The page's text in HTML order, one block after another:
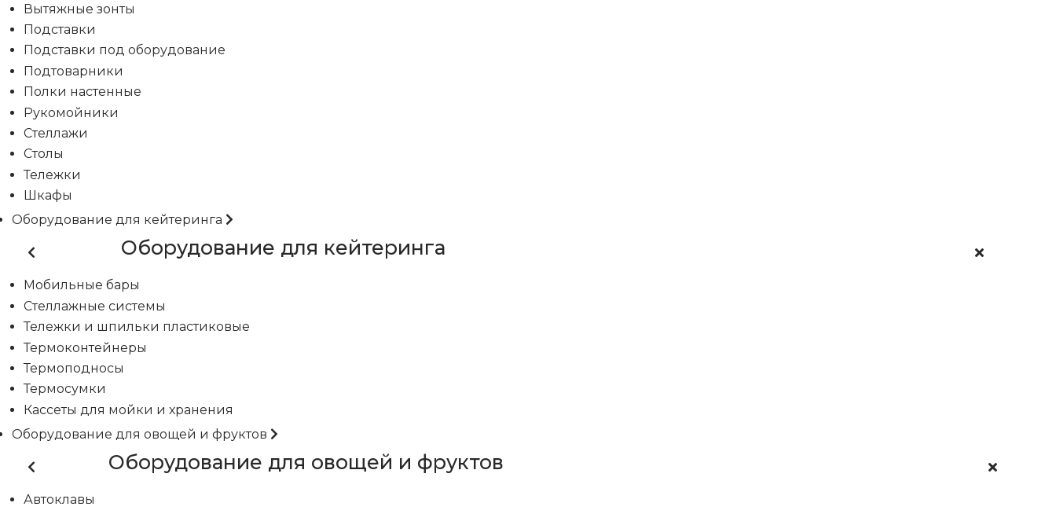
Вытяжные зонты
Подставки
Подставки под оборудование
Подтоварники
Полки настенные
Рукомойники
Стеллажи
Столы
Тележки
Шкафы
Оборудование для кейтеринга
Оборудование для кейтеринга
Мобильные бары
Стеллажные системы
Тележки и шпильки пластиковые
Термоконтейнеры
Термоподносы
Термосумки
Кассеты для мойки и хранения
Оборудование для овощей и фруктов
Оборудование для овощей и фруктов
Автоклавы